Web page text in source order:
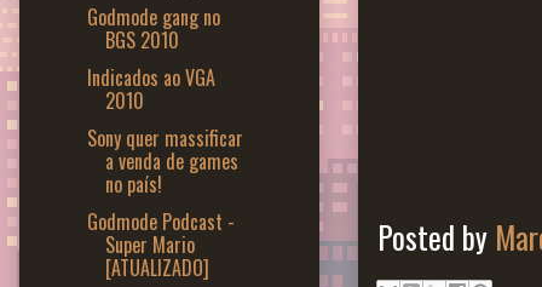
Posted by
Godmode gang no
BGS 2010
Indicados ao VGA
2010
Sony quer massificar
a venda de games
no país!
Godmode Podcast -
Super Mario
[ATUALIZADO]